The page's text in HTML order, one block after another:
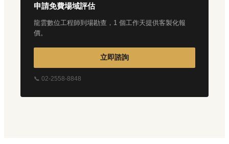
申請免費場域評估
龍雲數位工程師到場勘查，1 個工作天提供客製化報
價。
立即諮詢
📞 02-2558-8848